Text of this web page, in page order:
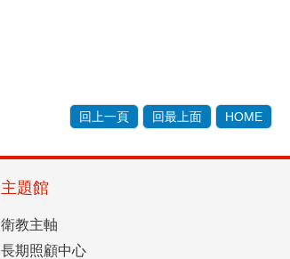
回上一頁 回最上面 HOME
主題館
衛教主軸
長期照顧中心